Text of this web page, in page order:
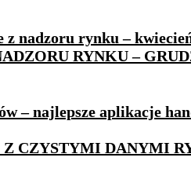
z nadzoru rynku –
RYNKU –
– najlepsze aplikacje
Z CZYSTYMI DANYMI